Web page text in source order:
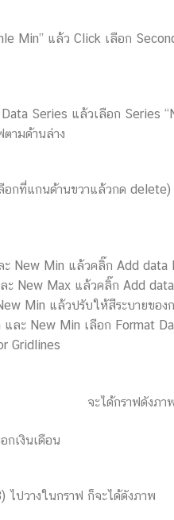
Min” แล้ว Click เลือก
Series แล้วเลือก Series
ตามด้านล่าง
กที่แกนด้านขวาแล้วกด delete)
New Min แล้วคลิ๊ก Add data
New Max แล้วคลิ๊ก Add
Min แล้วปรับให้สีระบายขอ
ละ New Min เลือก Format
Gridlines
จะได้กราฟดังภา
กเงินเดือน
ไปวางในกราฟ ก็จะได้ดังภาพ